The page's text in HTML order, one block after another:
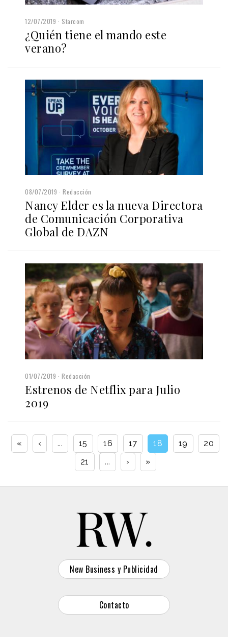
12/07/2019 Starcom
¿Quién tiene el mando este
verano?
08/07/2019 Redacción
Nancy Elder es la nueva Directora
de Comunicación Corporativa
Global de DAZN
01/07/2019 Redacción
Estrenos de Netflix para Julio
2019
« ‹ ... 15 16 17 18 19
20
21
... › »
New Business y Publicidad
Contacto